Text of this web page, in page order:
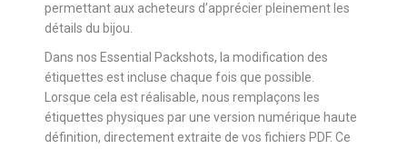
permettant aux acheteurs d’apprécier pleinement les
détails du bijou.
Dans nos Essential Packshots, la modification des
étiquettes est incluse chaque fois que possible.
Lorsque cela est réalisable, nous remplaçons les
étiquettes physiques par une version numérique haute
définition, directement extraite de vos fichiers PDF. Ce